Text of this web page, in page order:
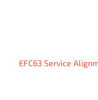
EFC63 Service